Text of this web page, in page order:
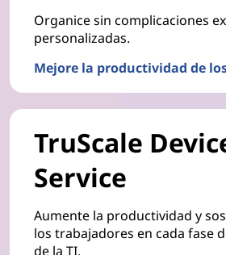
Organice sin complicaciones
personalizadas.
Mejore la productividad de
TruScale
Service
Aumente la productividad y
los trabajadores en cada fase
de la TI.